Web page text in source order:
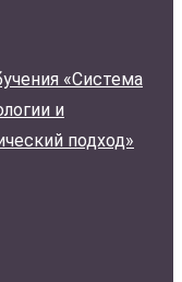
«Система
и
подход»